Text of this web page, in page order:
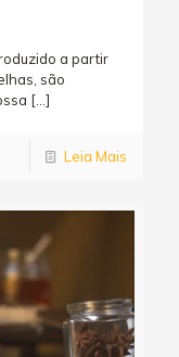
a partir
são
[…]
Leia Mais